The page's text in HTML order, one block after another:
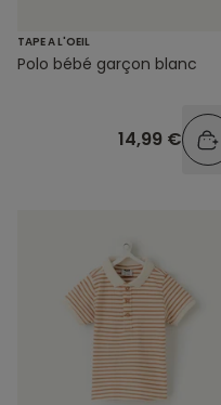
TAPE A L'OEIL
Polo bébé garçon blanc
14,99 €